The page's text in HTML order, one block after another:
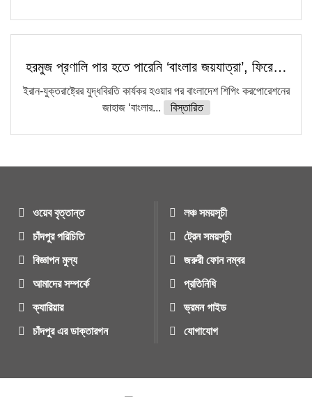
হরমুজ প্রণালি পার হতে পারেনি ‘বাংলার জয়যাত্রা’, ফিরে…
ইরান-যুক্তরাষ্ট্রের যুদ্ধবিরতি কার্যকর হওয়ার পর বাংলাদেশ শিপিং করপোরেশনের
জাহাজ ‘বাংলার...
বিস্তারিত
ওয়েব বৃত্তান্ত
চাঁদপুর পরিচিতি
বিজ্ঞাপন মুল্য
আমাদের সম্পর্কে
ক্যারিয়ার
চাঁদপুর এর ডাক্তারগন
লঞ্চ সময়সূচী
ট্রেন সময়সূচী
জরুরী ফোন নম্বর
প্রতিনিধি
ভ্রমন গাইড
যোগাযোগ